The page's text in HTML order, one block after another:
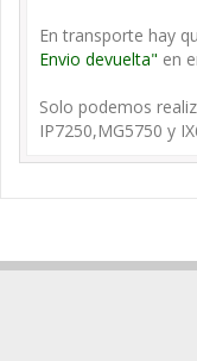
En transporte hay
Envio devuelta" en
Solo podemos
IP7250,MG5750 y